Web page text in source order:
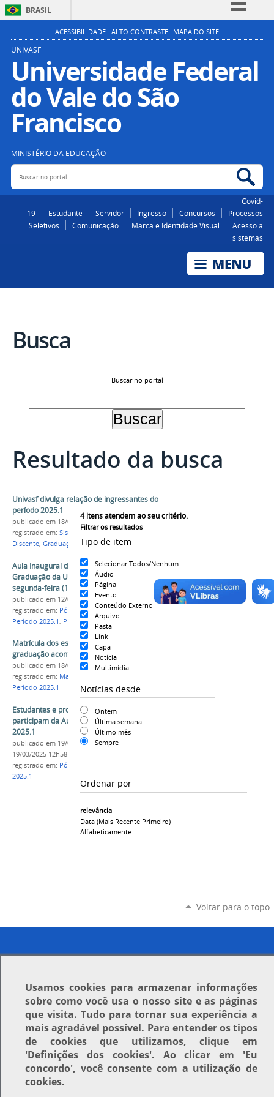
BRASIL
Simplifique!
Participe
Acesso à informação
Legislação
ACESSIBILIDADE ALTO CONTRASTE MAPA DO SITE
UNIVASF
Universidade Federal
do Vale do São
Francisco
MINISTÉRIO DA EDUCAÇÃO
Buscar no portal
Covid-
19
Estudante Servidor Ingresso Concursos
Processos
Seletivos
Comunicação Marca e Identidade Visual
Acesso a
sistemas
Busca
Buscar no portal
Resultado da busca
4itens atendem ao seu critério.
Filtrar os resultados
Tipo de item
Selecionar Todos/Nenhum
Áudio
Página
Evento
Conteúdo Externo
Arquivo
Pasta
Link
Capa
Notícia
Multimídia
Notícias desde
Ontem
Última semana
Último mês
Sempre
Ordenar por
relevância
Data (mais Recente Primeiro)
Alfabeticamente
Univasf divulga relação de ingressantes do
período 2025.1
publicado em 18/02/2025
registrado em: Sisu 2025,PS-ICG 2025,Ingresso
Discente, Graduação Período 2025.1
Aula Inaugural do Período Letivo 2025.1 da Pós-
Graduação da Univasf será realizada nesta
segunda-feira (17)
publicado em 12/03/2025
registrado em: Pós-Graduação,Aula Inaugural
Período 2025.1, PRPPGI
Matrícula dos estudantes veteranos da pós-
graduação acontece de 20 a 24 de fevereiro
publicado em 18/02/2025
registrado em: Matrícula
Período 2025.1
Estudantes e professores da pós-graduação
participam da Aula Inaugural do Período Letivo
2025.1
publicado em 19/03/2025 —última modificação
19/03/2025 12h58
registrado em: Pós-Graduação
2025.1
Voltar para o topo
Usamos cookiespara armazenar informações
sobre como você usa o nosso site e as páginas
que visita. Tudo para tornar sua experiência a
mais agradável possível. Para entender os tipos
de cookies que utilizamos, clique em
'Definições dos cookies'. Ao clicar em 'Eu
concordo', você consente com a utilização de
cookies.